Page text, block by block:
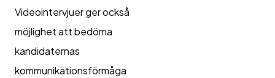
Videointervjuer ger också
möjlighet att bedöma
kandidaternas
kommunikationsförmåga